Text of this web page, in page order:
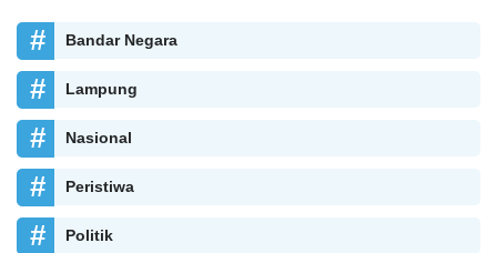
Bandar Negara
Lampung
Nasional
Peristiwa
Politik